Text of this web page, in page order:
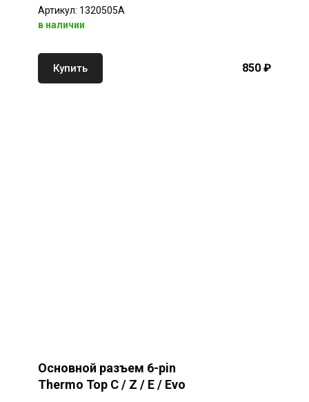
Артикул: 1320505A
в наличии
Купить 850 ₽
Основной разъем 6-pin
Thermo Top С / Z / E / Evo